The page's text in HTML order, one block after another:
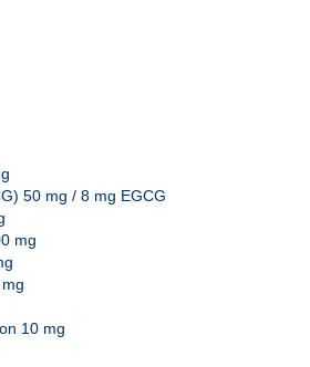
50 mg / 8 mg EGCG
mg
10 mg